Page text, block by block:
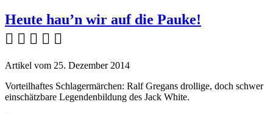
Heute hau’n wir auf die Pauke!
    
Artikel vom 25. Dezember 2014
Vorteilhaftes Schlagermärchen: Ralf Gregans drollige, doch schwer
einschätzbare Legendenbildung des Jack White.